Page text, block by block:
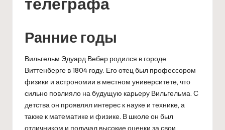
т
Ранние годы
Вильгельм Эдуард Вебер родился в городе
Виттенберге в 1804 году. Его отец был профессором
физики и астрономии в местном университете, что
сильно повлияло на будущую карьеру Вильгельма. С
детства он проявлял интерес к науке и технике, а
также к математике и физике. В школе он был
отличником и получал высокие оценки за свои